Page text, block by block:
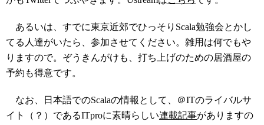
あるいは、すでに東京近郊でひっそりScala勉強会とかし
てる人達がいたら、参加させてください。雑用は何でもや
りますので。ぞうきんがけも、打ち上げのための居酒屋の
予約も得意です。
なお、日本語でのScalaの情報として、＠ITのライバルサ
イト（？）であるITproに素晴らしい連載記事がありますの